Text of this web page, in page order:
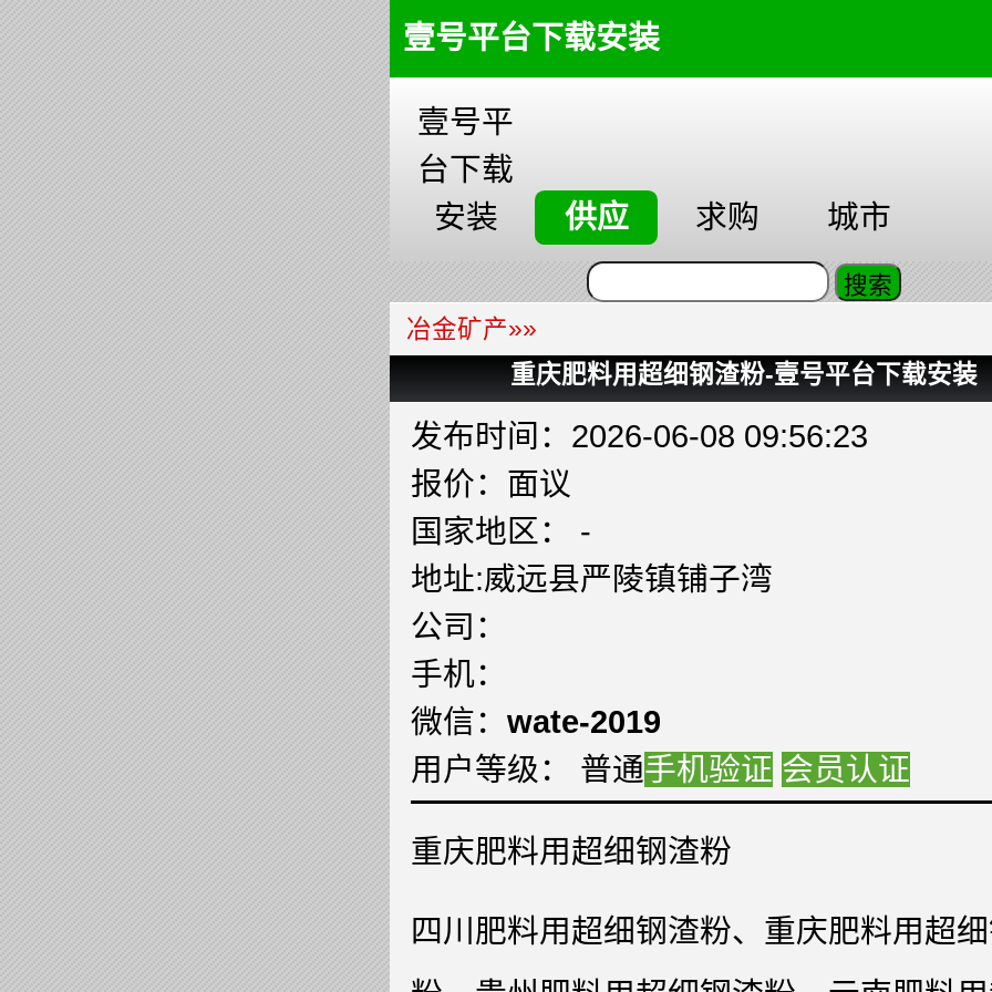
壹号平台下载安装
壹号平
台下载
安装
供应 求购 城市
冶金矿产»»
重庆肥料用超细钢渣粉-壹号平台下载安装
发布时间：2026-06-08 09:56:23
报价：面议
国家地区： -
地址:威远县严陵镇铺子湾
公司：
手机：
微信： wate-2019
用户等级： 普通手机验证 会员认证
重庆肥料用超细钢渣粉
四川肥料用超细钢渣粉、重庆肥料用超